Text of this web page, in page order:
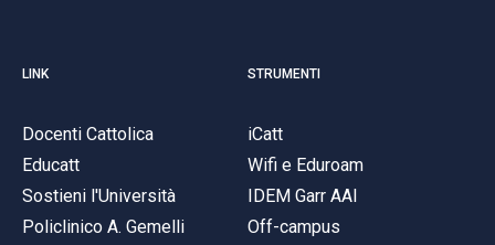
LINK
Docenti Cattolica
Educatt
Sostieni l'Università
Policlinico A. Gemelli
STRUMENTI
iCatt
Wifi e Eduroam
IDEM Garr AAI
Off-campus